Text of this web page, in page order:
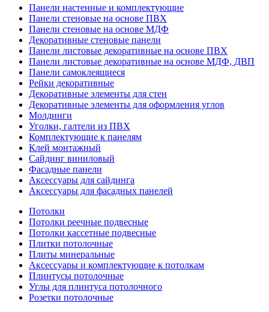
Панели настенные и комплектующие
Панели стеновые на основе ПВХ
Панели стеновые на основе МДФ
Декоративные стеновые панели
Панели листовые декоративные на основе ПВХ
Панели листовые декоративные на основе МДФ, ДВП
Панели самоклеящиеся
Рейки декоративные
Декоративные элементы для стен
Декоративные элементы для оформления углов
Молдинги
Уголки, галтели из ПВХ
Комплектующие к панелям
Клей монтажный
Сайдинг виниловый
Фасадные панели
Аксессуары для сайдинга
Аксессуары для фасадных панелей
Потолки
Потолки реечные подвесные
Потолки кассетные подвесные
Плитки потолочные
Плиты минеральные
Аксессуары и комплектующие к потолкам
Плинтусы потолочные
Углы для плинтуса потолочного
Розетки потолочные